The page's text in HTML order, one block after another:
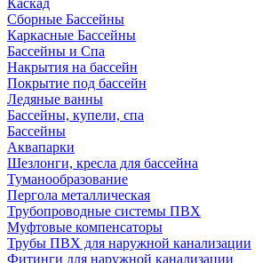
Каскад
Сборные Бассейны
Каркасные Бассейны
Бассейны и Спа
Накрытия на бассейн
Покрытие под бассейн
Ледяные ванны
Бассейны, купели, спа
Бассейны
Аквапарки
Шезлонги, кресла для бассейна
Туманообразование
Пергола металлическая
Трубопроводные системы ПВХ
Муфтовые компенсаторы
Трубы ПВХ для наружной канализации
Фитинги для наружной канализации